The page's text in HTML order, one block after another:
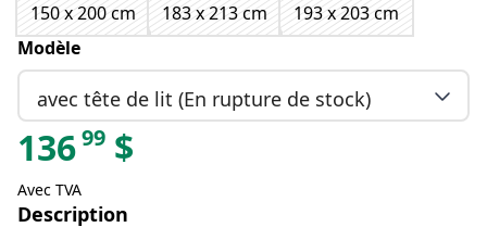
150 x 200 cm
183 x 213 cm
193 x 203 cm
Modèle
avec tête de lit (En rupture de stock)
13699 $
Avec TVA
Description